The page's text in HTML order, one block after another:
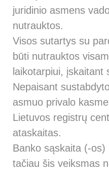
juridinio asmens
nutrauktos.
Visos sutartys su
būti nutrauktos
laikotarpiui, įskaitant
Nepaisant
asmuo privalo
Lietuvos registrų
ataskaitas.
Banko sąskaita (-
tačiau šis veiksmas